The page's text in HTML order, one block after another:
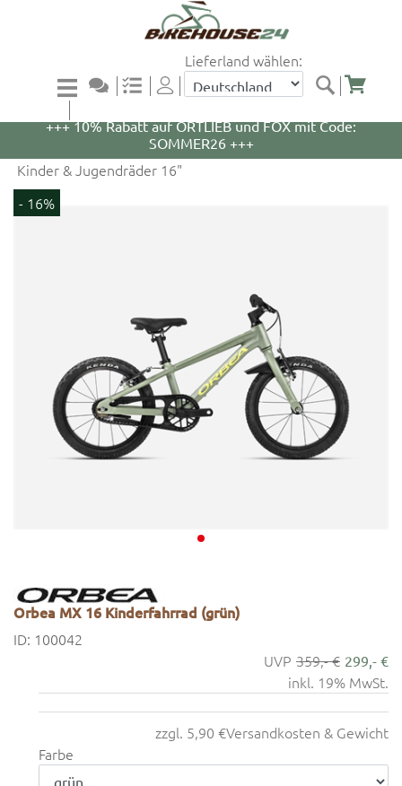
Lieferland wählen:
+++ 5% Rabatt auf WOOM Bikes und Zubehör mit
+++ 10% Rabatt auf ORTLIEB und FOX mit Code:
SOMMER26 +++
Kinder & Jugendräder 16"
- 16%
Orbea MX 16 Kinderfahrrad (grün)
ID: 100042
359,- € 299,- €
inkl. 19% MwSt.
zzgl. 5,90 €Versandkosten & Gewicht
Farbe